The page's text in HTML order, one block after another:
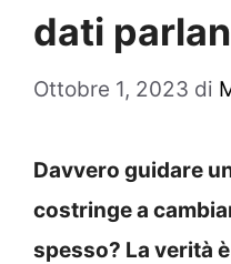
dati
Ottobre 1, 2023 di
Davvero guidare
costringe a
spesso? La verità